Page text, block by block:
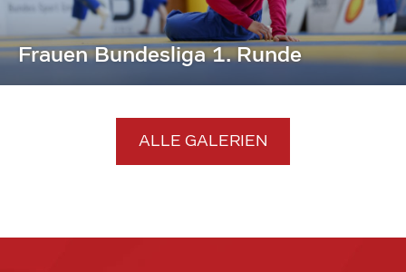
Frauen Bundesliga 1. Runde
ALLE GALERIEN